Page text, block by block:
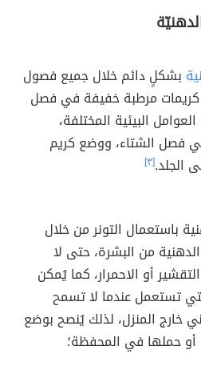
بشكلٍ دائم خلال جميع فصول
كريمات مرطبة خفيفة في فصل
البيئية المختلفة،
فصل الشتاء، ووضع كريم
الجلد.[٣]
باستعمال التونر من خلال
من البشرة، حتى لا
أو الاحمرار، كما يُمكن
تستعمل عندما لا تسمح
خارج المنزل، لذلك يُنصح بوضع
أو حملها في المحفظة؛